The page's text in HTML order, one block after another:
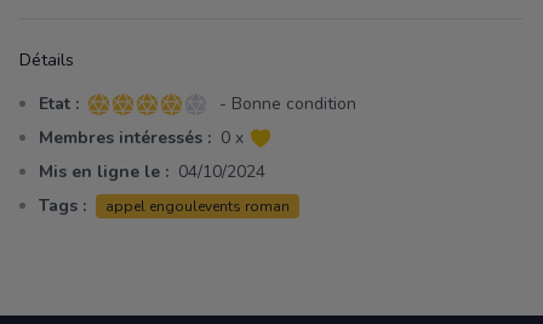
Détails
Etat : 4 sur 5 étoiles
- Bonne condition
Membres intéressés : 0 x
Mis en ligne le : 04/10/2024
Tags :
appel engoulevents roman